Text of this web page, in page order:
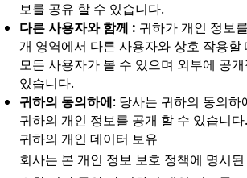
보를 공유 할 수 있습니다.
다른 사용자와 함께 : 귀하가 개인 정보
개 영역에서 다른 사용자와 상호 작용할
모든 사용자가 볼 수 있으며 외부에 공
있습니다.
귀하의 동의하에: 당사는 귀하의 동의하
귀하의 개인 정보를 공개 할 수 있습니다.
귀하의 개인 데이터 보유
회사는 본 개인 정보 보호 정책에 명시